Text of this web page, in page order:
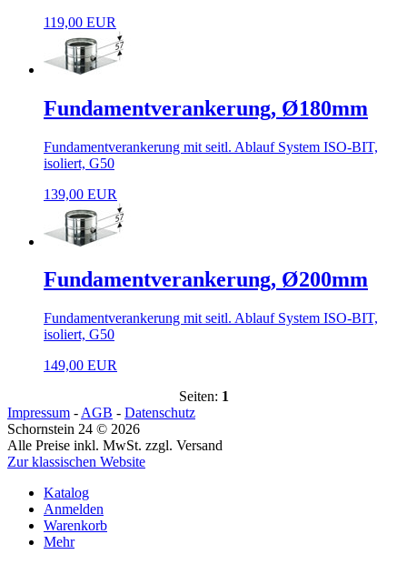
119,00 EUR
Fundamentverankerung, Ø180mm
Fundamentverankerung mit seitl. Ablauf System ISO-BIT,
isoliert, G50
139,00 EUR
Fundamentverankerung, Ø200mm
Fundamentverankerung mit seitl. Ablauf System ISO-BIT,
isoliert, G50
149,00 EUR
Seiten: 1
Impressum - AGB - Datenschutz
Schornstein 24 © 2026
Alle Preise inkl. MwSt. zzgl. Versand
Zur klassischen Website
Katalog
Anmelden
Warenkorb
Mehr